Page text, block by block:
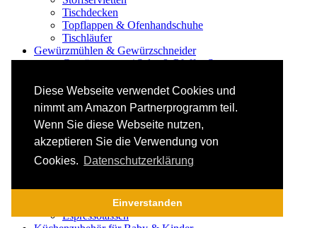
Diese Webseite verwendet Cookies und
nimmt am Amazon Partnerprogramm teil.
Wenn Sie diese Webseite nutzen,
akzeptieren Sie die Verwendung von
Cookies. Datenschutzerklärung
Einverstanden
Tischdecken
Topflappen & Ofenhandschuhe
Tischläufer
Gewürzmühlen & Gewürzschneider
Gewürzstreuer / Salz- & Pfeffer-Streuer
Gläser
Biergläser
Cognacschwenker
Digestifgläser & Champagnergläser
Rotwein Gläser
Weingläser
Whiskeygläser
Tassen / Kaffeetassen / Teetassen
Espressotassen